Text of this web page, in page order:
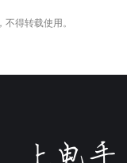
得转载使用。